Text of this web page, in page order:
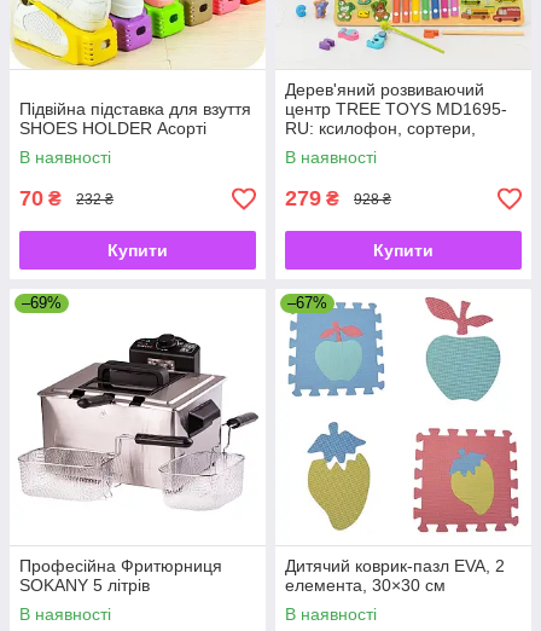
Підвійна підставка для взуття
SHOES HOLDER Асорті
В наявності
70 ₴ 232 ₴
Купити
Дерев'яний розвиваючий
центр TREE TOYS MD1695-
RU: ксилофон, сортери,
рибальство, 10 рибок
В наявності
279 ₴ 928 ₴
Купити
–69%
Професійна Фритюрниця
SOKANY 5 літрів
В наявності
–67%
Дитячий коврик-пазл EVA, 2
елемента, 30×30 см
В наявності